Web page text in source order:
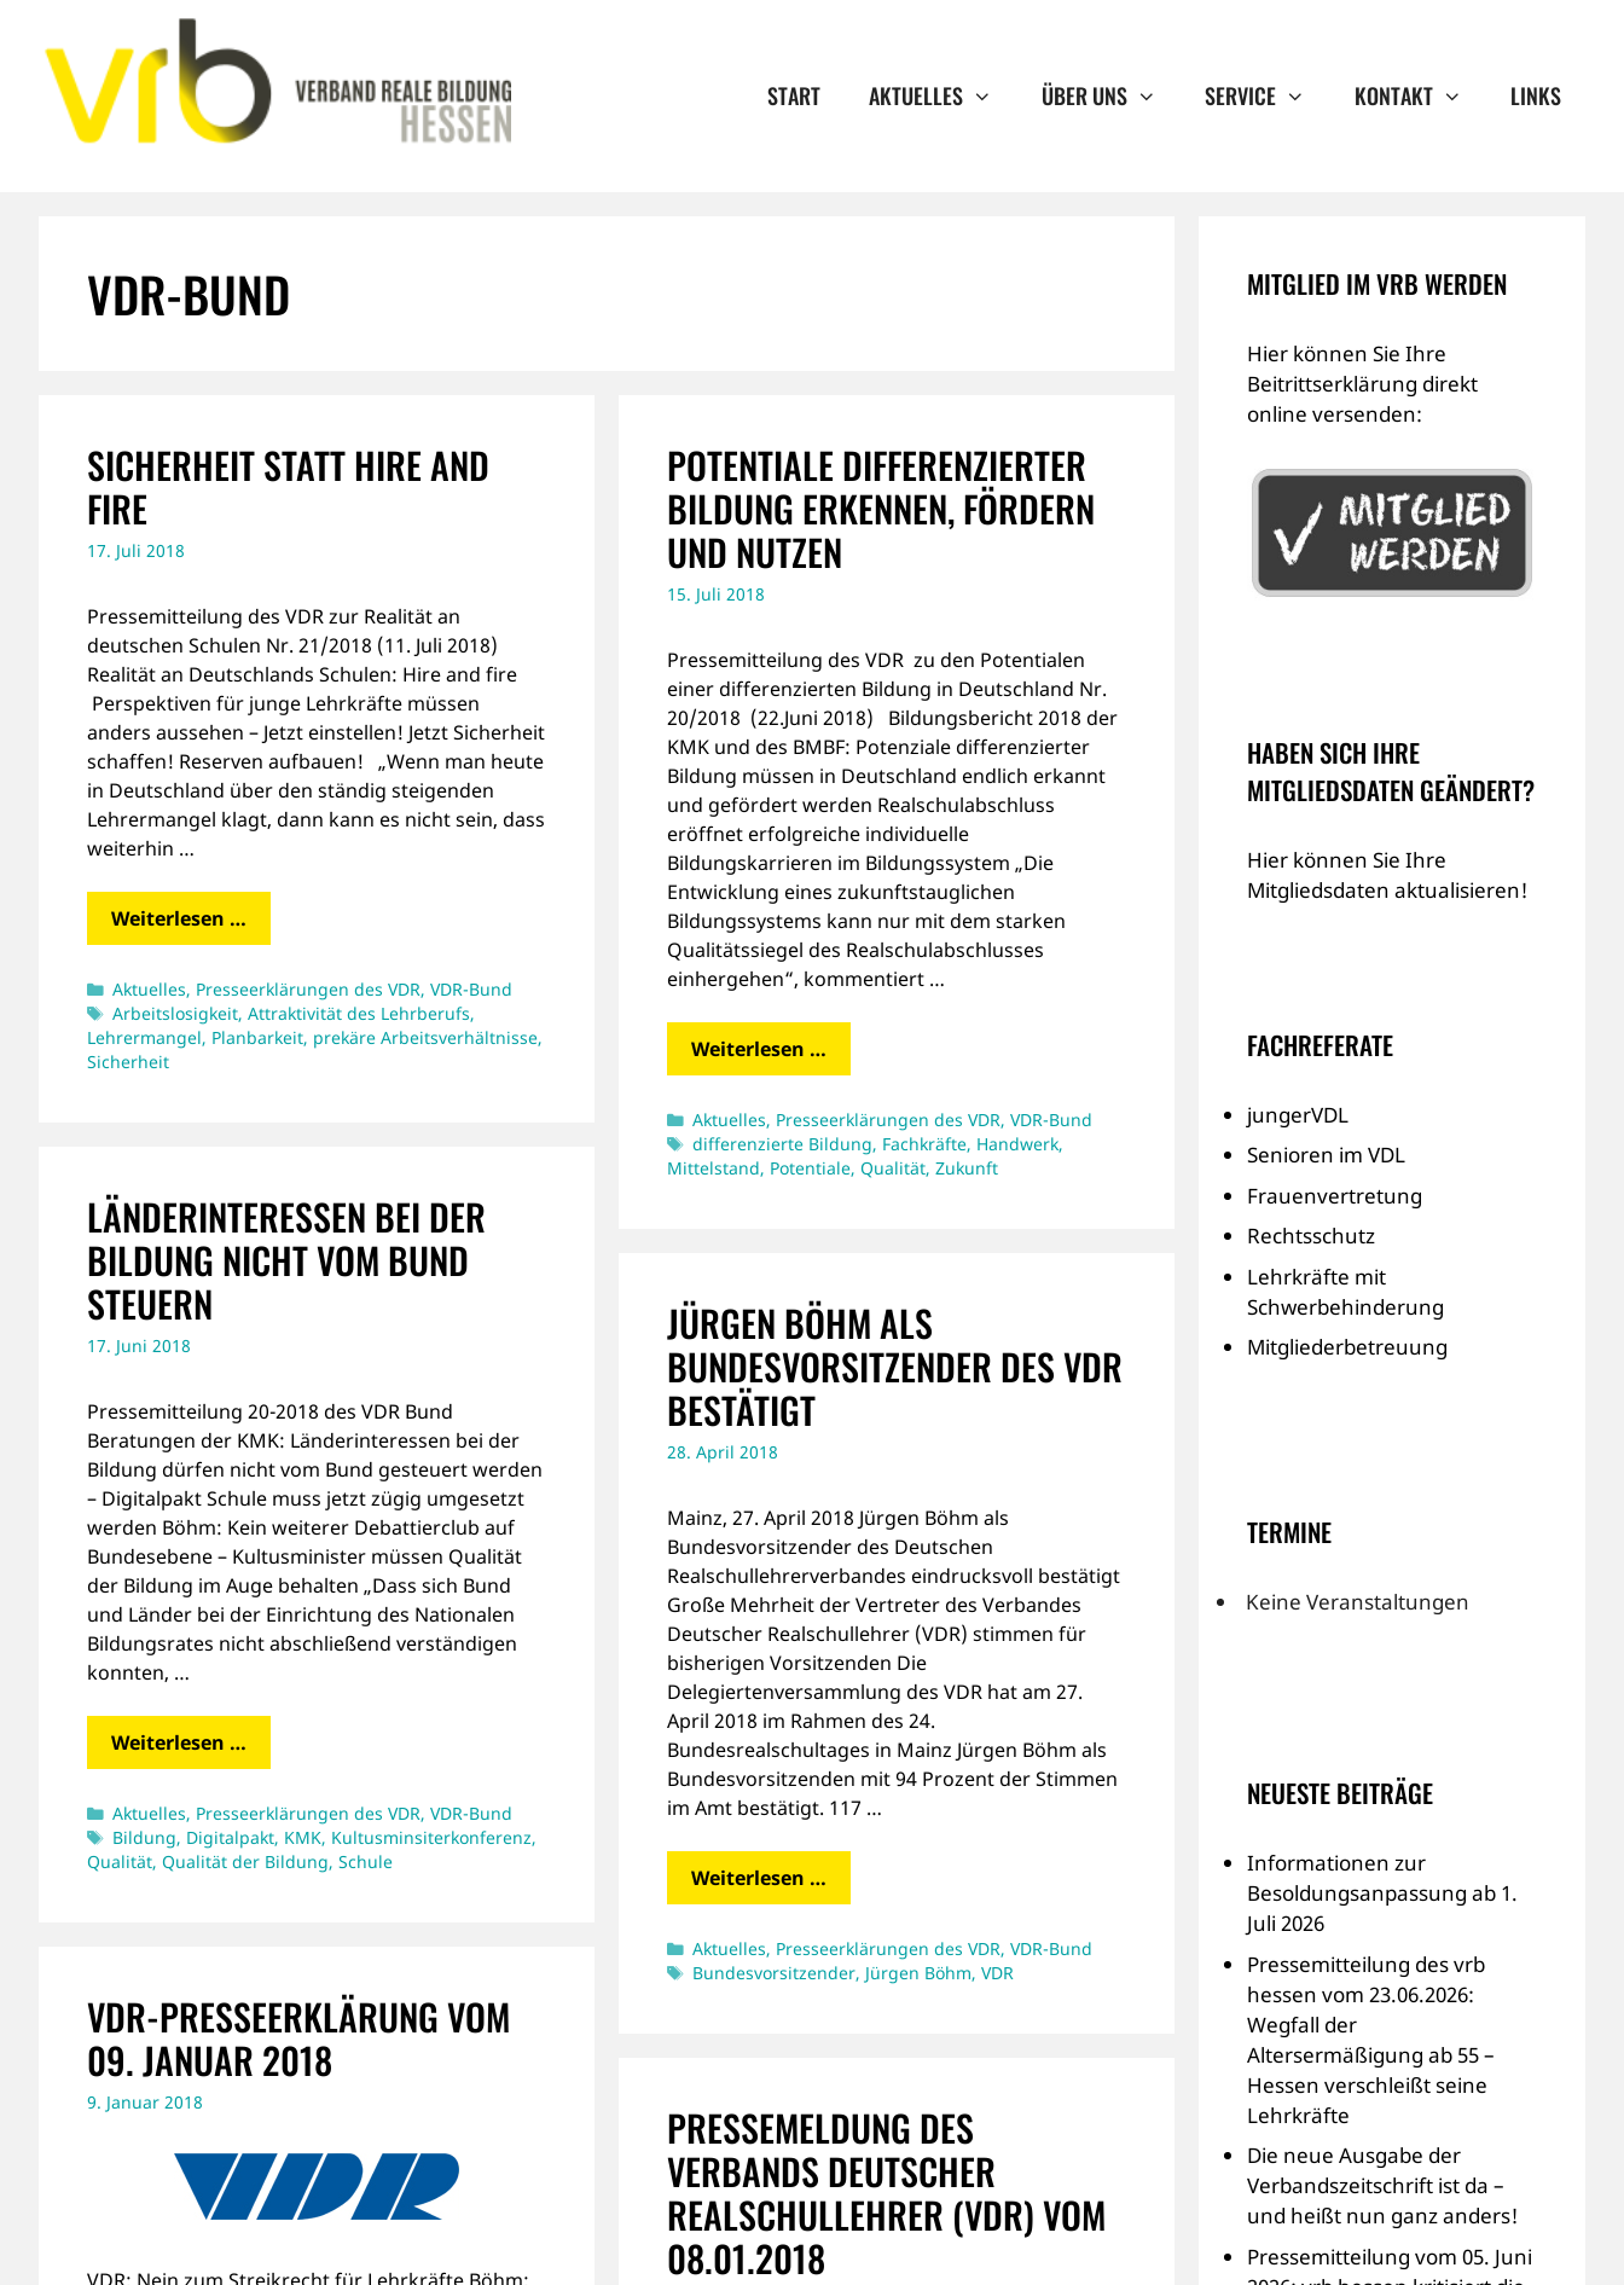
Inhalt
springen
START AKTUELLES ÜBER UNS SERVICE KONTAKT LINKS
VDR-BUND
SICHERHEIT STATT HIRE AND
FIRE
17. Juli 2018
Pressemitteilung des VDR zur Realität an
deutschen Schulen Nr. 21/2018 (11. Juli 2018)
Realität an Deutschlands Schulen: Hire and fire
Perspektiven für junge Lehrkräfte müssen
anders aussehen – Jetzt einstellen! Jetzt Sicherheit
schaffen! Reserven aufbauen! „Wenn man heute
in Deutschland über den ständig steigenden
Lehrermangel klagt, dann kann es nicht sein, dass
weiterhin …
Weiterlesen …
Kategorien
Aktuelles, Presseerklärungen des VDR,VDR-Bund
Schlagwörter
Arbeitslosigkeit,Attraktivität des Lehrberufs,
Lehrermangel, Planbarkeit, prekäre Arbeitsverhältnisse,
Sicherheit
POTENTIALE DIFFERENZIERTER
BILDUNG ERKENNEN, FÖRDERN
UND NUTZEN
15. Juli 2018
Pressemitteilung des VDR zu den Potentialen
einer differenzierten Bildung in Deutschland Nr.
20/2018 (22.Juni 2018) Bildungsbericht 2018 der
KMK und des BMBF: Potenziale differenzierter
Bildung müssen in Deutschland endlich erkannt
und gefördert werden Realschulabschluss
eröffnet erfolgreiche individuelle
Bildungskarrieren im Bildungssystem „Die
Entwicklung eines zukunftstauglichen
Bildungssystems kann nur mit dem starken
Qualitätssiegel des Realschulabschlusses
einhergehen“, kommentiert …
Weiterlesen …
Kategorien
Aktuelles, Presseerklärungen des VDR,VDR-Bund
Schlagwörter
differenzierte Bildung, Fachkräfte, Handwerk,
Mittelstand, Potentiale, Qualität, Zukunft
LÄNDERINTERESSEN BEI DER
BILDUNG NICHT VOM BUND
STEUERN
17. Juni 2018
Pressemitteilung 20-2018 des VDR Bund
Beratungen der KMK: Länderinteressen bei der
Bildung dürfen nicht vom Bund gesteuert werden
– Digitalpakt Schule muss jetzt zügig umgesetzt
werden Böhm: Kein weiterer Debattierclub auf
Bundesebene – Kultusminister müssen Qualität
der Bildung im Auge behalten „Dass sich Bund
und Länder bei der Einrichtung des Nationalen
Bildungsrates nicht abschließend verständigen
konnten, …
Weiterlesen …
Kategorien
Aktuelles, Presseerklärungen des VDR,VDR-Bund
Schlagwörter
Bildung, Digitalpakt, KMK, Kultusminsiterkonferenz,
Qualität, Qualität der Bildung, Schule
JÜRGEN BÖHM ALS
BUNDESVORSITZENDER DES VDR
BESTÄTIGT
28. April 2018
Mainz, 27. April 2018 Jürgen Böhm als
Bundesvorsitzender des Deutschen
Realschullehrerverbandes eindrucksvoll bestätigt
Große Mehrheit der Vertreter des Verbandes
Deutscher Realschullehrer (VDR) stimmen für
bisherigen Vorsitzenden Die
Delegiertenversammlung des VDR hat am 27.
April 2018 im Rahmen des 24.
Bundesrealschultages in Mainz Jürgen Böhm als
Bundesvorsitzenden mit 94 Prozent der Stimmen
im Amt bestätigt. 117 …
Weiterlesen …
Kategorien
Aktuelles, Presseerklärungen des VDR,VDR-Bund
Schlagwörter
Bundesvorsitzender, Jürgen Böhm,VDR
VDR-PRESSEERKLÄRUNG VOM
09. JANUAR 2018
9. Januar 2018
PRESSEMELDUNG DES
VERBANDS DEUTSCHER
REALSCHULLEHRER (VDR) VOM
08.01.2018
MITGLIED IM VRB WERDEN
Hier können Sie Ihre
Beitrittserklärung direkt
online versenden:
HABEN SICH IHRE
MITGLIEDSDATEN GEÄNDERT?
Hier können Sie Ihre
Mitgliedsdaten aktualisieren!
FACHREFERATE
jungerVDL
Senioren im VDL
Frauenvertretung
Rechtsschutz
Lehrkräfte mit
Schwerbehinderung
Mitgliederbetreuung
TERMINE
Keine Veranstaltungen
NEUESTE BEITRÄGE
Informationen zur
Besoldungsanpassung ab 1.
Juli 2026
Pressemitteilung des vrb
hessen vom 23.06.2026:
Wegfall der
Altersermäßigung ab 55 –
Hessen verschleißt seine
Lehrkräfte
Die neue Ausgabe der
Verbandszeitschrift ist da –
und heißt nun ganz anders!
Pressemitteilung vom 05. Juni